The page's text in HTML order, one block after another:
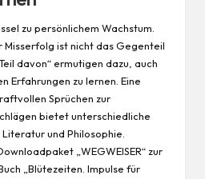
zu persönlichem Wachstum.
Misserfolg ist nicht das Gegenteil
davon“ ermutigen dazu, auch
Erfahrungen zu lernen. Eine
Sprüchen zur
bietet unterschiedliche
, Literatur und Philosophie.
„WEGWEISER“ zur
„Blütezeiten. Impulse für